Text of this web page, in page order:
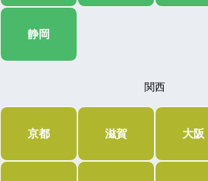
静岡
関西
京都 滋賀 大阪